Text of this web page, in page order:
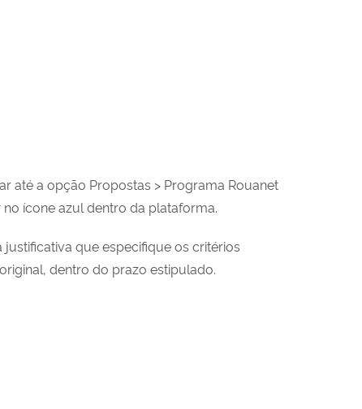
até a opção Propostas > Programa Rouanet
ícone azul dentro da plataforma.
que especifique os critérios
dentro do prazo estipulado.